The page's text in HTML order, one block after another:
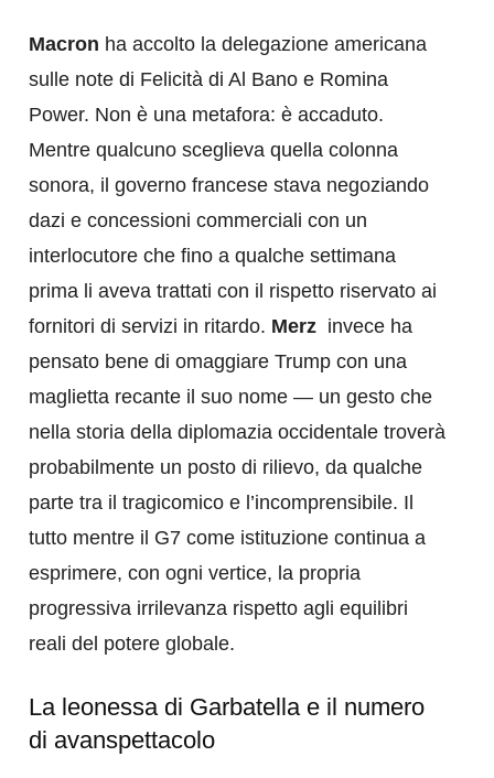
Macron ha accolto la delegazione americana
sulle note di Felicità di Al Bano e Romina
Power. Non è una metafora: è accaduto.
Mentre qualcuno sceglieva quella colonna
sonora, il governo francese stava negoziando
dazi e concessioni commerciali con un
interlocutore che fino a qualche settimana
prima li aveva trattati con il rispetto riservato ai
fornitori di servizi in ritardo. Merz invece ha
pensato bene di omaggiare Trump con una
maglietta recante il suo nome — un gesto che
nella storia della diplomazia occidentale troverà
probabilmente un posto di rilievo, da qualche
parte tra il tragicomico e l’incomprensibile. Il
tutto mentre il G7 come istituzione continua a
esprimere, con ogni vertice, la propria
progressiva irrilevanza rispetto agli equilibri
reali del potere globale.
La leonessa di Garbatella e il numero
di avanspettacolo